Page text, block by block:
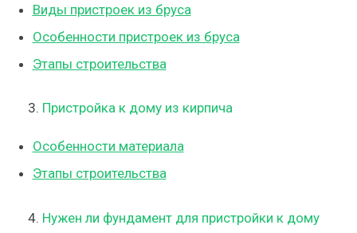
Виды пристроек из бруса
Особенности пристроек из бруса
Этапы строительства
3. Пристройка к дому из кирпича
Особенности материала
Этапы строительства
4. Нужен ли фундамент для пристройки к дому